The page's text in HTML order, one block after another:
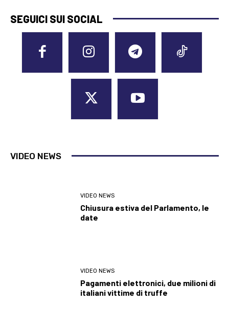
SEGUICI SUI SOCIAL
VIDEO NEWS
VIDEO NEWS
Chiusura estiva del Parlamento, le
date
VIDEO NEWS
Pagamenti elettronici, due milioni di
italiani vittime di truffe